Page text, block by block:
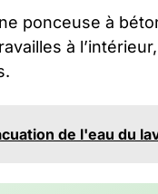
ponceuse à
à
de l'eau du